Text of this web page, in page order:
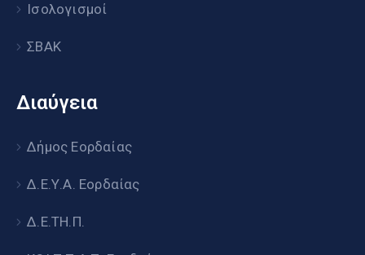
Ισολογισμοί
ΣΒΑΚ
Διαύγεια
Δήμος Εορδαίας
Δ.Ε.Υ.Α. Εορδαίας
Δ.Ε.ΤΗ.Π.